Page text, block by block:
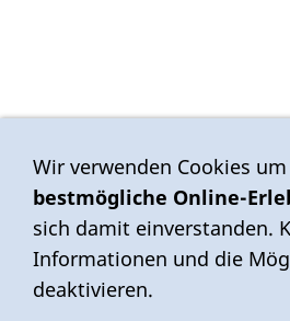
AGBImpressum
Wir verwenden Cookies
bestmögliche Online-
sich damit einverstanden.
Informationen und die
deaktivieren.